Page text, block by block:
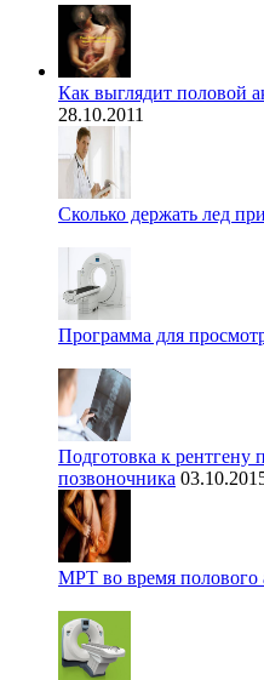
Как выглядит половой
28.10.2011
Сколько держать лед
Программа для
Подготовка к рентгену
позвоночника
МРТ во время полового